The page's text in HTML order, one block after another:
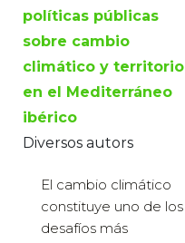
políticas públicas
sobre cambio
climático y territorio
en el Mediterráneo
ibérico
Diversos autors
El cambio climático
constituye uno de los
desafíos más